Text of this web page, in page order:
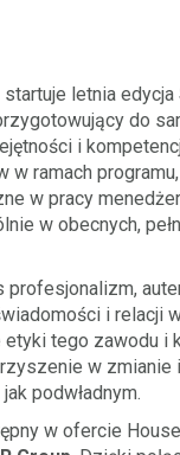
letnia edycja
do
i
w ramach
w pracy
w obecnych,
profesjonalizm,
i relacji
tego zawodu i
w zmianie
podwładnym.
w ofercie